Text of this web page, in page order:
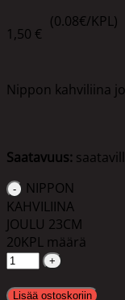
1,50 €
(0.08€/KPL)
Nippon kahviliina
Saatavuus:
NIPPON
KAHVILIINA
JOULU 23CM
20KPL määrä
Lisää ostoskoriin